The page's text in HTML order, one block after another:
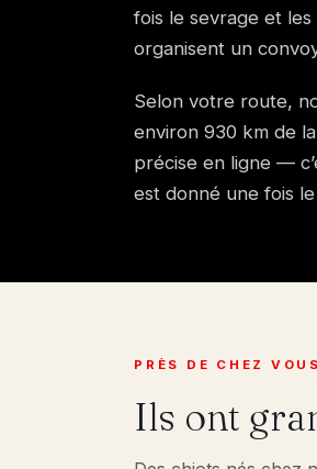
fois le sevrage et les
organisent un
Selon votre route,
environ 930 km de
précise en ligne —
est donné une fois
PRÈS DE CHEZ VOUS
Ils ont